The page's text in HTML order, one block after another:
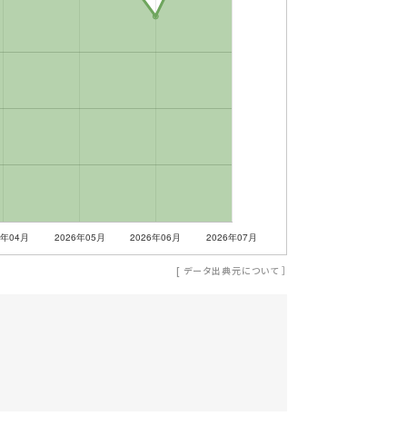
[ データ出典元について ］